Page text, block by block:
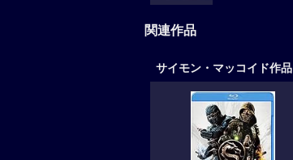
関連作品
サイモン・マッコイド作品